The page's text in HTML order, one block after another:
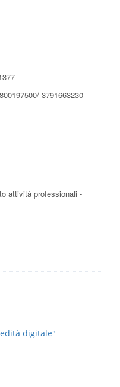
3791663230
attività professionali -
digitale"